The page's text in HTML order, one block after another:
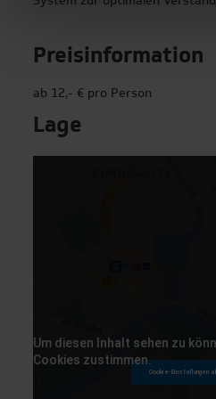
Den Haag
Graz
Prag
Preisinformation
ab 12,- € pro Person
Lage
Um diesen Inhalt sehen zu
Cookies zustimmen.
Cookie-Einstellungen